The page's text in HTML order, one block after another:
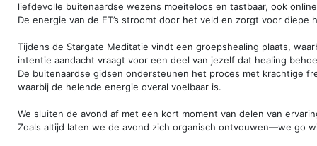
liefdevolle buitenaardse wezens moeiteloos en tastbaar, ook
De energie van de ET’s stroomt door het veld en zorgt voor diepe
Tijdens de Stargate Meditatie vindt een groepshealing plaats,
intentie aandacht vraagt voor een deel van jezelf dat healing
De buitenaardse gidsen ondersteunen het proces met krachtige
waarbij de helende energie overal voelbaar is.
We sluiten de avond af met een kort moment van delen van
Zoals altijd laten we de avond zich organisch ontvouwen—we go